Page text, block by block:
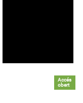
Accés
obert